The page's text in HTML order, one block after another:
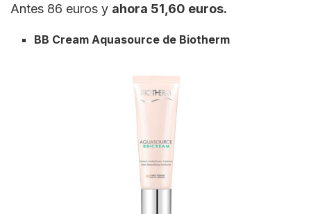
Antes 86 euros y ahora 51,60 euros.
BB Cream Aquasource de Biotherm